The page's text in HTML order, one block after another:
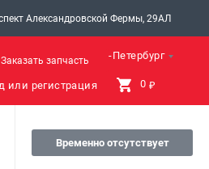
Александровской Фермы, 29АЛ
Санкт-Петербург
Заказать запчасть
или регистрация 0 ₽
Временно отсутствует